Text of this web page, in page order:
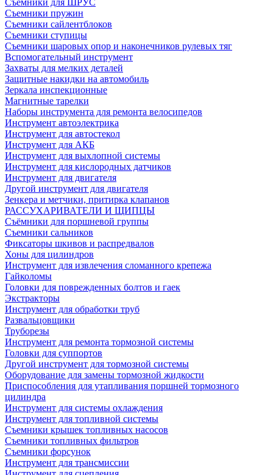
Съемники для ШРУС
Съемники пружин
Съемники сайлентблоков
Съемники ступицы
Съемники шаровых опор и наконечников рулевых тяг
Вспомогательный инструмент
Захваты для мелких деталей
Защитные накидки на автомобиль
Зеркала инспекционные
Магнитные тарелки
Наборы инструмента для ремонта велосипедов
Инструмент автоэлектрика
Инструмент для автостекол
Инструмент для АКБ
Инструмент для выхлопной системы
Инструмент для кислородных датчиков
Инструмент для двигателя
Другой инструмент для двигателя
Зенкера и метчики, притирка клапанов
РАССУХАРИВАТЕЛИ И ЩИПЦЫ
Съёмники для поршневой группы
Съемники сальников
Фиксаторы шкивов и распредвалов
Хоны для цилиндров
Инструмент для извлечения сломанного крепежа
Гайколомы
Головки для поврежденных болтов и гаек
Экстракторы
Инструмент для обработки труб
Развальцовщики
Труборезы
Инструмент для ремонта тормозной системы
Головки для суппортов
Другой инструмент для тормозной системы
Оборудование для замены тормозной жидкости
Приспособления для утапливания поршней тормозного
цилиндра
Инструмент для системы охлаждения
Инструмент для топливной системы
Съемники крышек топливных насосов
Съемники топливных фильтров
Съемники форсунок
Инструмент для трансмиссии